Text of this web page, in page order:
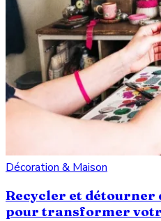
Décoration & Maison
Recycler et détourner
pour transformer